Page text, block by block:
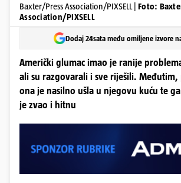
Baxter/Press Association/PIXSELL | Foto:
Association/PIXSELL
Dodaj 24sata među omiljene izvore
Američki glumac imao je ranije
ali su razgovarali i sve riješili. Međutim,
ona je nasilno ušla u njegovu kuću te
je zvao i hitnu